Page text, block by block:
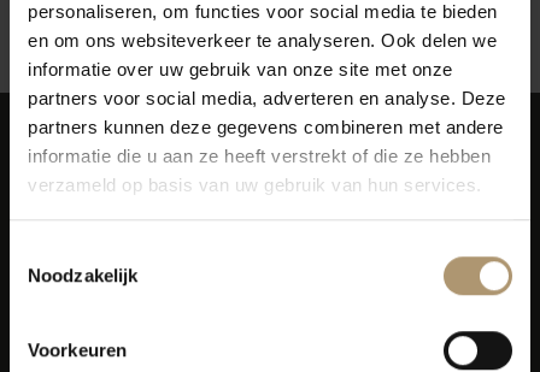
personaliseren, om functies voor social media te bieden
en om ons websiteverkeer te analyseren. Ook delen we
informatie over uw gebruik van onze site met onze
partners voor social media, adverteren en analyse. Deze
partners kunnen deze gegevens combineren met andere
informatie die u aan ze heeft verstrekt of die ze hebben
verzameld op basis van uw gebruik van hun services.
Noodzakelijk
Voorkeuren
Terug naar vorige pagina
2431 AE Noorden
info@lekkerflesjewijn.nl